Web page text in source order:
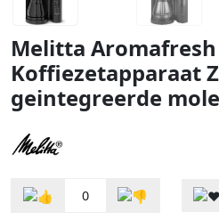
Melitta Aromafresh
Koffiezetapparaat
geintegreerde
0